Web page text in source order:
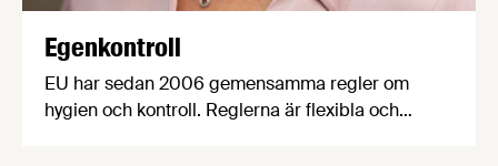
Egenkontroll
EU har sedan 2006 gemensamma regler om
hygien och kontroll. Reglerna är flexibla och